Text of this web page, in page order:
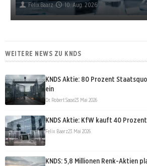
Felix Baarz 10. Aug. 2026
WEITERE NEWS ZU KNDS
KNDS Aktie: 80 Prozent
ein
Dr. Robert Sasse23. Mai 2026
KNDS Aktie: KfW kauft 40
Felix Baarz23. Mai 2026
KNDS: 5,8 Millionen Renk-Aktien